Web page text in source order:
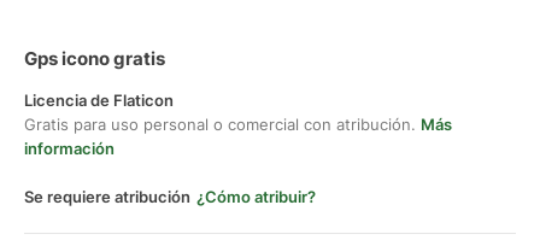
Gps icono gratis
Licencia de Flaticon
Gratis para uso personal o comercial con atribución. Más
información
Se requiere atribución ¿Cómo atribuir?